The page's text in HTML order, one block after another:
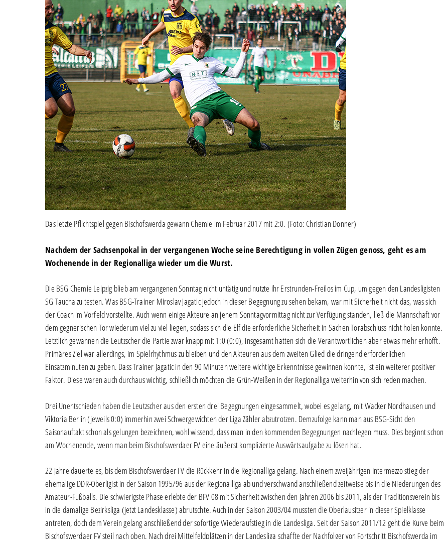
Das letzte Pflichtspiel gegen Bischofswerda gewann Chemie im Februar 2017 mit 2:0. (Foto: Christian Donner)
Nachdem der Sachsenpokal in der vergangenen Woche seine Berechtigung in vollen Zügen genoss, geht es am
Wochenende in der Regionalliga wieder um die Wurst.
Die BSG Chemie Leipzig blieb am vergangenen Sonntag nicht untätig und nutzte ihr Erstrunden-Freilos im Cup, um gegen den Landesligisten
SG Taucha zu testen. Was BSG-Trainer Miroslav Jagatic jedoch in dieser Begegnung zu sehen bekam, war mit Sicherheit nicht das, was sich
der Coach im Vorfeld vorstellte. Auch wenn einige Akteure an jenem Sonntagvormittag nicht zur Verfügung standen, ließ die Mannschaft vor
dem gegnerischen Tor wiederum viel zu viel liegen, sodass sich die Elf die erforderliche Sicherheit in Sachen Torabschluss nicht holen konnte.
Letztlich gewannen die Leutzscher die Partie zwar knapp mit 1:0 (0:0), insgesamt hatten sich die Verantwortlichen aber etwas mehr erhofft.
Primäres Ziel war allerdings, im Spielrhythmus zu bleiben und den Akteuren aus dem zweiten Glied die dringend erforderlichen
Einsatzminuten zu geben. Dass Trainer Jagatic in den 90 Minuten weitere wichtige Erkenntnisse gewinnen konnte, ist ein weiterer positiver
Faktor. Diese waren auch durchaus wichtig, schließlich möchten die Grün-Weißen in der Regionalliga weiterhin von sich reden machen.
Drei Unentschieden haben die Leutzscher aus den ersten drei Begegnungen eingesammelt, wobei es gelang, mit Wacker Nordhausen und
Viktoria Berlin (jeweils 0:0) immerhin zwei Schwergewichten der Liga Zähler abzutrotzen. Demzufolge kann man aus BSG-Sicht den
Saisonauftakt schon als gelungen bezeichnen, wohl wissend, dass man in den kommenden Begegnungen nachlegen muss. Dies beginnt schon
am Wochenende, wenn man beim Bischofswerdaer FV eine äußerst komplizierte Auswärtsaufgabe zu lösen hat.
22 Jahre dauerte es, bis dem Bischofswerdaer FV die Rückkehr in die Regionalliga gelang. Nach einem zweijährigen Intermezzo stieg der
ehemalige DDR-Oberligist in der Saison 1995/96 aus der Regionalliga ab und verschwand anschließend zeitweise bis in die Niederungen des
Amateur-Fußballs. Die schwierigste Phase erlebte der BFV 08 mit Sicherheit zwischen den Jahren 2006 bis 2011, als der Traditionsverein bis
in die damalige Bezirksliga (jetzt Landesklasse) abrutschte. Auch in der Saison 2003/04 mussten die Oberlausitzer in dieser Spielklasse
antreten, doch dem Verein gelang anschließend der sofortige Wiederaufstieg in die Landesliga. Seit der Saison 2011/12 geht die Kurve beim
Bischofswerdaer FV steil nach oben. Nach drei Mittelfeldplätzen in der Landesliga schaffte der Nachfolger von Fortschritt Bischofswerda im